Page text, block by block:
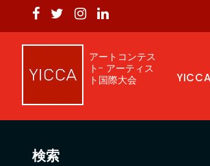
アートコンテス
ト- アーティス
ト国際大会
検索